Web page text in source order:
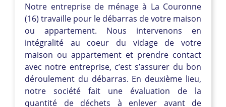
Notre entreprise de ménage à La Couronne
(16) travaille pour le débarras de votre maison
ou appartement. Nous intervenons en
intégralité au coeur du vidage de votre
maison ou appartement et prendre contact
avec notre entreprise, c’est s’assurer du bon
déroulement du débarras. En deuxième lieu,
notre société fait une évaluation de la
quantité de déchets à enlever avant de